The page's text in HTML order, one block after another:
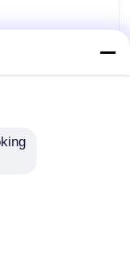
di produzione